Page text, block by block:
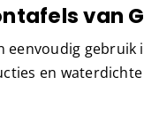
van
en